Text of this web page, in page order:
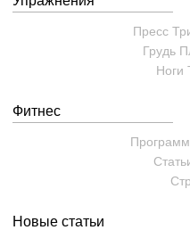
Пресс
Грудь
Ноги
Фитнес
Новые статьи